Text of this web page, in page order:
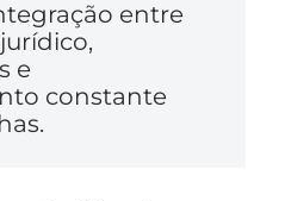
entre
e
constante